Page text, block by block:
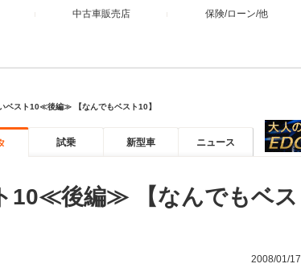
中古車販売店 保険/ローン/他
ベスト10≪後編≫ 【なんでもベスト10】
試乗 新型車 ニュース
10≪後編≫ 【なんでもベス
2008/01/17